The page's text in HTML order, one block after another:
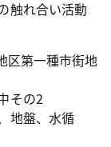
触れ合い活動
第一種市街地
その2
地盤、水循